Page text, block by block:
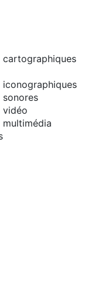
cartographiques
sonores
vidéo